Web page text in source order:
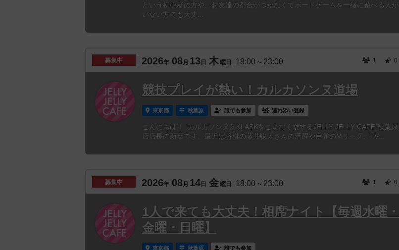
という初心者の方や、お友達の都合がつかなくてボードゲームを一緒に遊べる人が
いない方でも大丈...
募集中 2026年 08 月 13 日 木 曜日 18:00～23:00 1 0
競技プレイが熱い！カルカソンヌ道場
東京都 秋葉原 誰でも参加 連れ添い登録
こんにちは！ カルカソンヌとKLASKをこよなく愛するJELLY JELLY CAFE 秋葉原
店店長の新葉です。最近は将棋の藤井聡太さんの活躍や麻雀のMリーグ、TV...
募集中 2026年 08 月 14 日 金 曜日 18:00～23:00 1 0
1人で来ても大丈夫！相席ナイト【毎週水曜・
金曜・日曜】
東京都 秋葉原 誰でも参加